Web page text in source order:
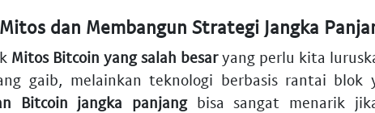
dan Membangun Strategi Jangka
Mitos Bitcoin yang salah besaryang perlu kita
gaib, melainkan teknologi berbasis rantai blok
Bitcoin jangka panjangbisa sangat menarik